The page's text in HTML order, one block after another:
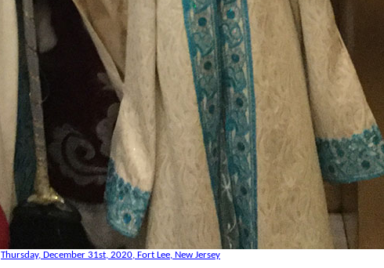
Thursday, December 31st, 2020, Fort Lee, New Jersey